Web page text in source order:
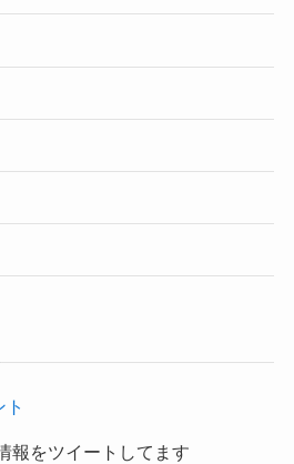
報をツイートしてます